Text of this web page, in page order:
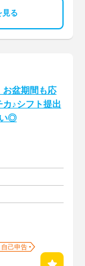
見る
お盆期間も応
♪シフト提出
い◎
己申告